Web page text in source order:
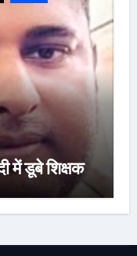
में डूबे शिक्षक